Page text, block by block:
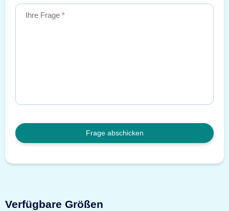
Ihre Frage
Frage abschicken
Verfügbare Größen